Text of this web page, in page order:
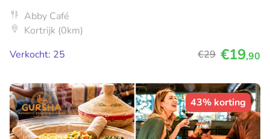
Abby Café
Kortrijk (0km)
Verkocht: 25
€29 €19,90
43% korting